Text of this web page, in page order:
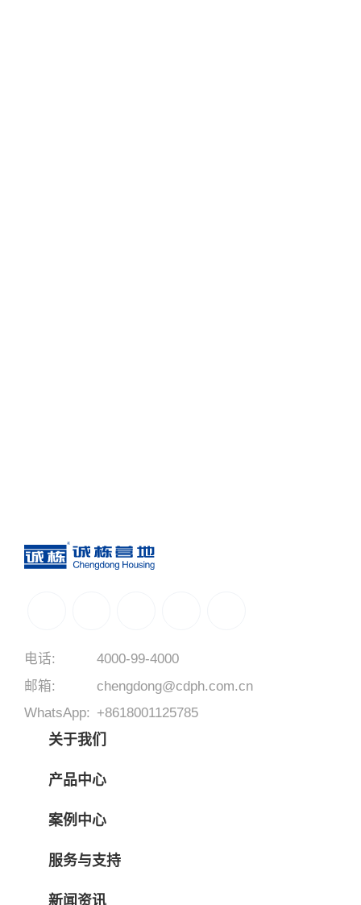
电话:
4000-99-4000
邮箱:
chengdong@cdph.com.cn
WhatsApp: +8618001125785
关于我们
产品中心
案例中心
服务与支持
新闻资讯